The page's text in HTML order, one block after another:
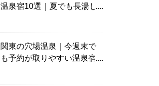
温泉宿10選｜夏でも長湯し
関東の穴場温泉｜今週末で
も予約が取りやすい温泉宿